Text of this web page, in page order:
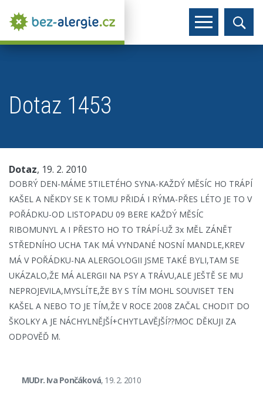
Dotaz 1453
Dotaz, 19. 2. 2010
DOBRÝ DEN-MÁME 5TILETÉHO SYNA-KAŽDÝ MĚSÍC HO TRÁPÍ
KAŠEL A NĚKDY SE K TOMU PŘIDÁ I RÝMA-PŘES LÉTO JE TO V
POŘÁDKU-OD LISTOPADU 09 BERE KAŽDÝ MĚSÍC
RIBOMUNYL A I PŘESTO HO TO TRÁPÍ-UŽ 3x MĚL ZÁNĚT
STŘEDNÍHO UCHA TAK MÁ VYNDANÉ NOSNÍ MANDLE,KREV
MÁ V POŘÁDKU-NA ALERGOLOGII JSME TAKÉ BYLI,TAM SE
UKÁZALO,ŽE MÁ ALERGII NA PSY A TRÁVU,ALE JEŠTĚ SE MU
NEPROJEVILA,MYSLÍTE,ŽE BY S TÍM MOHL SOUVISET TEN
KAŠEL A NEBO TO JE TÍM,ŽE V ROCE 2008 ZAČAL CHODIT DO
ŠKOLKY A JE NÁCHYLNĚJŠÍ+CHYTLAVĚJŠÍ??MOC DĚKUJI ZA
ODPOVĚĎ M.
MUDr. Iva Pončáková, 19. 2. 2010